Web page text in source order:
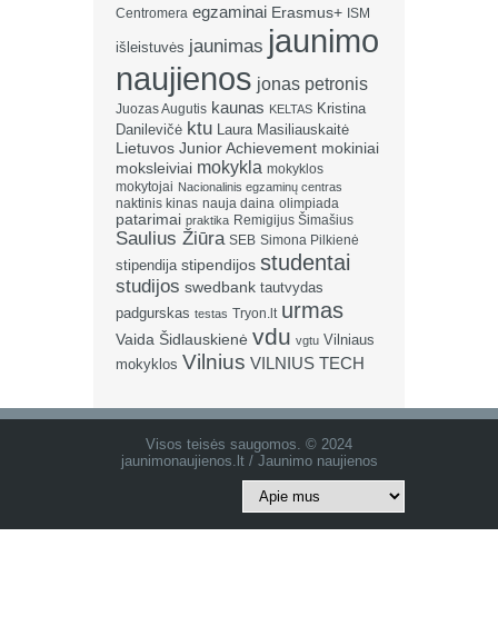
Centromera egzaminai Erasmus+ ISM
išleistuvės jaunimas jaunimo
naujienos jonas petronis
Juozas Augutis kaunas KELTAS Kristina
Danilevičė ktu
Laura Masiliauskaitė
Lietuvos Junior Achievement mokiniai
moksleiviai mokykla mokyklos
mokytojai Nacionalinis egzaminų centras
naktinis kinas nauja daina olimpiada
patarimai praktika Remigijus Šimašius
Saulius Žiūra SEB Simona Pilkienė
stipendija stipendijos studentai
studijos swedbank tautvydas
padgurskas testas Tryon.lt urmas
Vaida Šidlauskienė vdu vgtu Vilniaus
mokyklos Vilnius VILNIUS TECH
Visos teisės saugomos. © 2024
jaunimonaujienos.lt / Jaunimo naujienos